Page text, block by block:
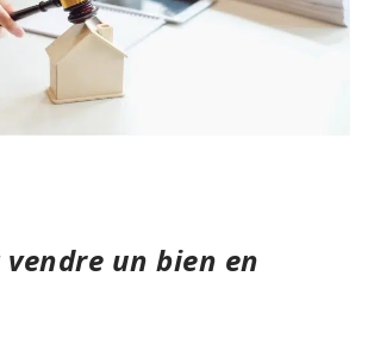
un bien en